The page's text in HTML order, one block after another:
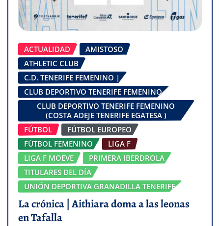
ACTUALIDAD
AMISTOSO
ATHLETIC CLUB
C.D. TENERIFE FEMENINO |
CLUB DEPORTIVO TENERIFE FEMENINO
CLUB DEPORTIVO TENERIFE FEMENINO
(COSTA ADEJE TENERIFE EGATESA )
FÚTBOL
FÚTBOL EUROPEO
FÚTBOL FEMENINO
LIGA F
LIGA F MOEVE
PRIMERA IBERDROLA
TITULARES DEL DÍA
UNIÓN DEPORTIVA GRANADILLA TENERIFE
La crónica | Aithiara doma a las leonas
en Tafalla